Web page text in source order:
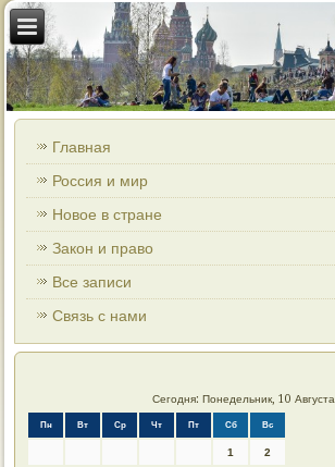
Главная
Россия и мир
Новое в стране
Закон и право
Все записи
Связь с нами
Сегодня: Понедельник, 10 Августа
Пн Вт Ср Чт Пт Сб Вс
1 2